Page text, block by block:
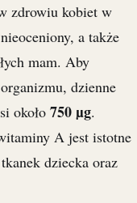
zdrowiu kobiet w
a także
mam. Aby
dzienne
około 750 µg.
A jest istotne
dziecka oraz